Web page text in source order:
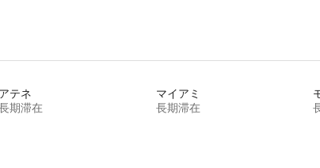
アテネ
期滞在
マイアミ
長期滞在